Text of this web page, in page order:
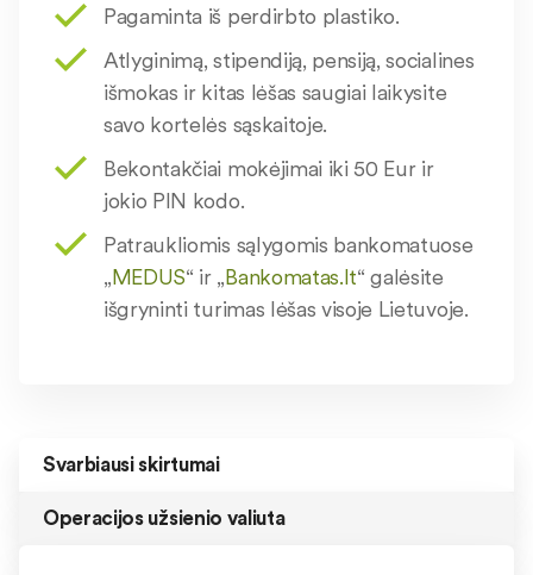
Pagaminta iš perdirbto plastiko.
Atlyginimą, stipendiją, pensiją, socialines
išmokas ir kitas lėšas saugiai laikysite
savo kortelės sąskaitoje.
Bekontakčiai mokėjimai iki 50 Eur ir
jokio PIN kodo.
Patraukliomis sąlygomis bankomatuose
„MEDUS“ ir „Bankomatas.lt“ galėsite
išgryninti turimas lėšas visoje Lietuvoje.
Svarbiausi skirtumai
Operacijos užsienio valiuta